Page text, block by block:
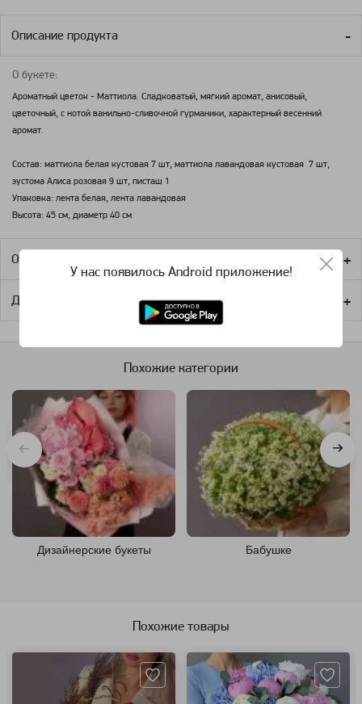
Описание продукта
О букете:
Ароматный цветок - Маттиола. Сладковатый, мягкий аромат, анисовый,
цветочный, с нотой ванильно-сливочной гурманики, характерный весенний
аромат.
Состав: маттиола белая кустовая 7 шт, маттиола лавандовая кустовая 7 шт,
эустома Алиса розовая 9 шт, писташ 1
Упаковка: лента белая, лента лавандовая
Высота: 45 см, диаметр 40 см
Оплата
Доставка
Похожие категории
Дизайнерские букеты Бабушке
Похожие товары
У нас появилось Android приложение!